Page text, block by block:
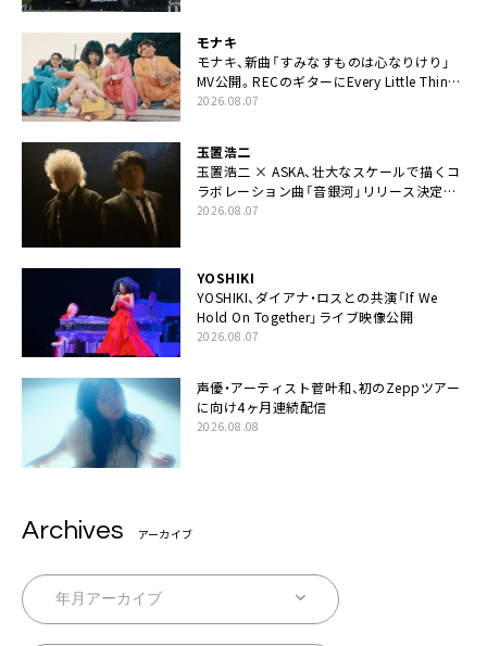
モナキ
モナキ、新曲「すみなすものは心なりけり」
MV公開。RECのギターにEvery Little Thing・
伊藤一朗参加も
2026.08.07
玉置浩二
玉置浩二 × ASKA、壮大なスケールで描くコ
ラボレーション曲「音銀河」リリース決定。
カップリングには新曲「命の宿り」収録も
2026.08.07
YOSHIKI
YOSHIKI、ダイアナ・ロスとの共演「If We
Hold On Together」ライブ映像公開
2026.08.07
声優・アーティスト菅叶和、初のZeppツアー
に向け4ヶ月連続配信
2026.08.08
Archives アーカイブ